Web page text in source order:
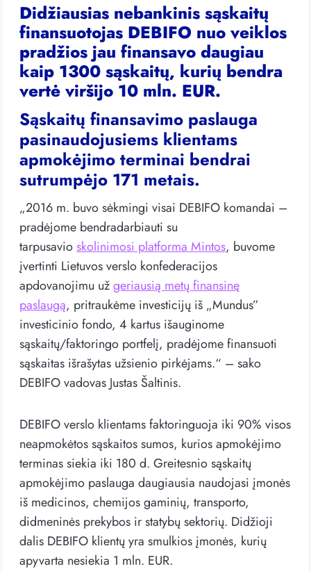
Didžiausias nebankinis sąskaitų
finansuotojas DEBIFO nuo veiklos
pradžios jau finansavo daugiau
kaip 1300 sąskaitų, kurių bendra
vertė viršijo 10 mln. EUR.
Sąskaitų finansavimo paslauga
pasinaudojusiems klientams
apmokėjimo terminai bendrai
sutrumpėjo 171 metais.
„2016 m. buvo sėkmingi visai DEBIFO komandai –
pradėjome bendradarbiauti su
tarpusavioskolinimosi platforma Mintos, buvome
įvertinti Lietuvos verslo konfederacijos
apdovanojimu užgeriausią metų finansinę
paslaugą, pritraukėme investicijų iš „Mundus”
investicinio fondo, 4 kartus išauginome
sąskaitų/faktoringo portfelį, pradėjome finansuoti
sąskaitas išrašytas užsienio pirkėjams.“ – sako
DEBIFO vadovas Justas Šaltinis.
DEBIFO verslo klientams faktoringuoja iki 90% visos
neapmokėtos sąskaitos sumos, kurios apmokėjimo
terminas siekia iki 180 d. Greitesnio sąskaitų
apmokėjimo paslauga daugiausia naudojasi įmonės
iš medicinos, chemijos gaminių, transporto,
didmeninės prekybos ir statybų sektorių. Didžioji
dalis DEBIFO klientų yra smulkios įmonės, kurių
apyvarta nesiekia 1 mln. EUR.